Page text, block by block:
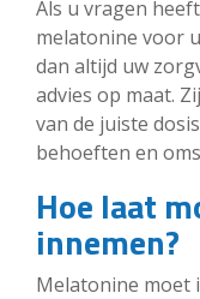
Als u vragen
melatonine voor
dan altijd uw
advies op maat.
van de juiste
behoeften en
Hoe laat
innemen?
Melatonine moet